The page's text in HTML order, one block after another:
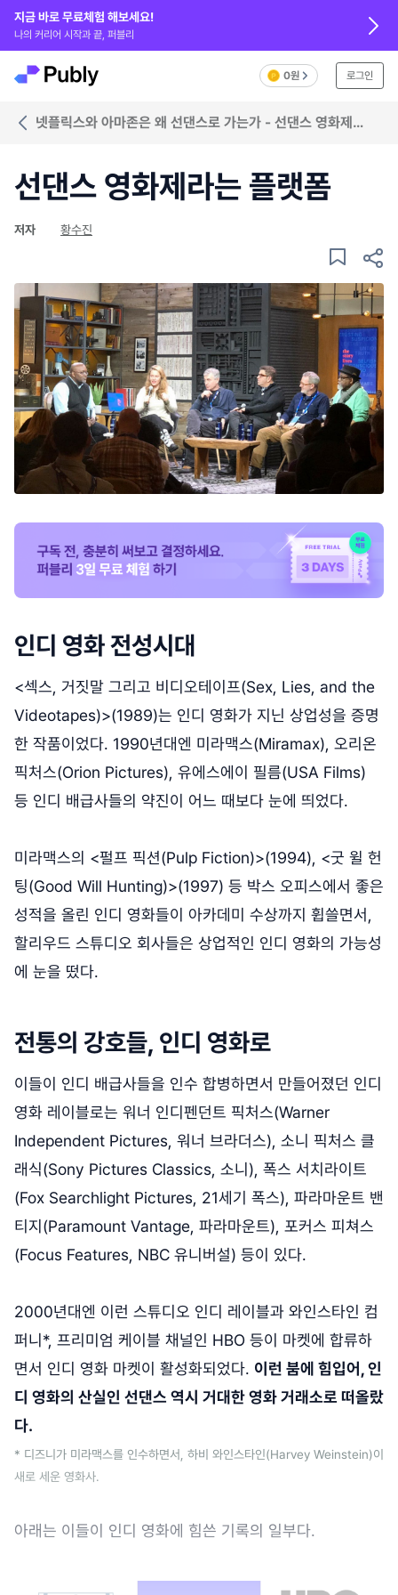
지금 바로 무료체험 해보세요!
나의 커리어 시작과 끝, 퍼블리
0원 로그인
넷플릭스와 아마존은 왜 선댄스로 가는가 - 선댄스 영화제
선댄스 영화제라는 플랫폼
저자 황수진
인디 영화 전성시대
<섹스, 거짓말 그리고 비디오테이프(Sex, Lies, and the
Videotapes)>(1989)는 인디 영화가 지닌 상업성을 증명
한 작품이었다. 1990년대엔 미라맥스(Miramax), 오리온
픽처스(Orion Pictures), 유에스에이 필름(USA Films)
등 인디 배급사들의 약진이 어느 때보다 눈에 띄었다.
미라맥스의 <펄프 픽션(Pulp Fiction)>(1994), <굿 윌 헌
팅(Good Will Hunting)>(1997) 등 박스 오피스에서 좋은
성적을 올린 인디 영화들이 아카데미 수상까지 휩쓸면서,
할리우드 스튜디오 회사들은 상업적인 인디 영화의 가능성
에 눈을 떴다.
전통의 강호들, 인디 영화로
이들이 인디 배급사들을 인수 합병하면서 만들어졌던 인디
영화 레이블로는 워너 인디펜던트 픽처스(Warner
Independent Pictures, 워너 브라더스), 소니 픽처스 클
래식(Sony Pictures Classics, 소니), 폭스 서치라이트
(Fox Searchlight Pictures, 21세기 폭스), 파라마운트 밴
티지(Paramount Vantage, 파라마운트), 포커스 피쳐스
(Focus Features, NBC 유니버설) 등이 있다.
2000년대엔 이런 스튜디오 인디 레이블과 와인스타인 컴
퍼니*, 프리미엄 케이블 채널인 HBO 등이 마켓에 합류하
면서 인디 영화 마켓이 활성화되었다. 이런 붐에 힘입어, 인
디 영화의 산실인 선댄스 역시 거대한 영화 거래소로 떠올랐
다.
* 디즈니가 미라맥스를 인수하면서, 하비 와인스타인(Harvey Weinstein)이
새로 세운 영화사.
아래는 이들이 인디 영화에 힘쓴 기록의 일부다.